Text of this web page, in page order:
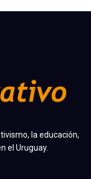
la educación,
el Uruguay.